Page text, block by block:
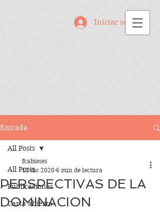
Iniciar sesión
Entrada
All Posts
Publicaciones
Carta abierta
All Posts
PERSPECTIVAS DE LA
DOMINACION
fcabieses
12 dic 2020 6 min de lectura